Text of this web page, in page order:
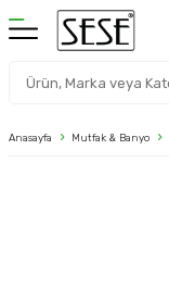
Anasayfa Mutfak & Banyo